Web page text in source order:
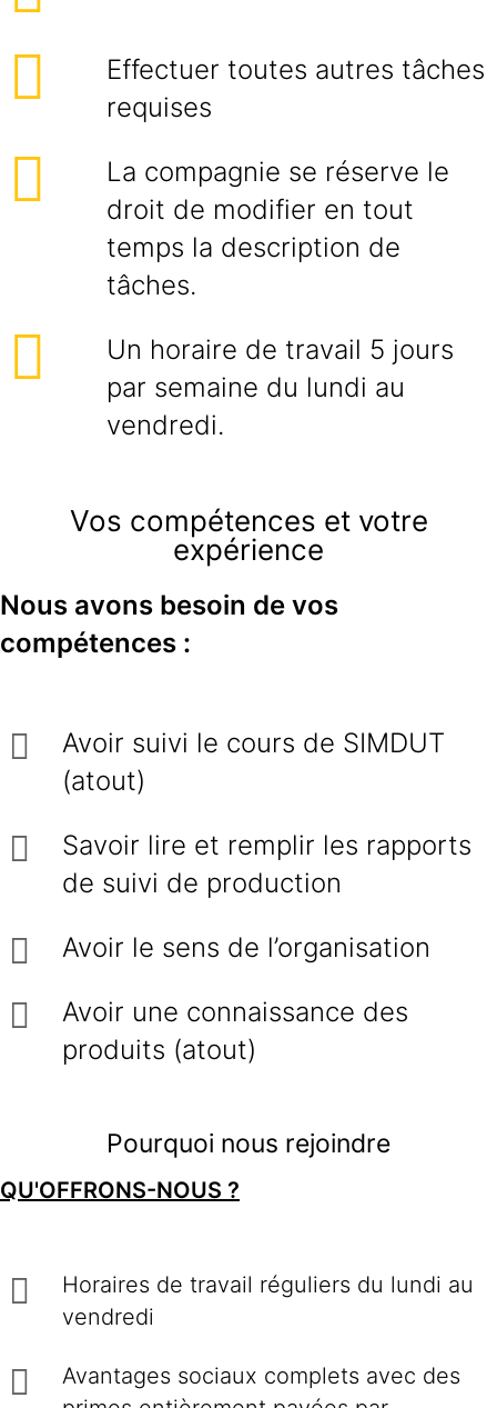
Effectuer toutes autres tâches
requises
La compagnie se réserve le
droit de modifier en tout
temps la description de
tâches.
Un horaire de travail 5 jours
par semaine du lundi au
vendredi.
Vos compétences et votre
expérience
Nous avons besoin de vos
compétences :
Avoir suivi le cours de SIMDUT
(atout)
Savoir lire et remplir les rapports
de suivi de production
Avoir le sens de l’organisation
Avoir une connaissance des
produits (atout)
Pourquoi nous rejoindre
QU'OFFRONS-NOUS ?
Horaires de travail réguliers du lundi au
vendredi
Avantages sociaux complets avec des